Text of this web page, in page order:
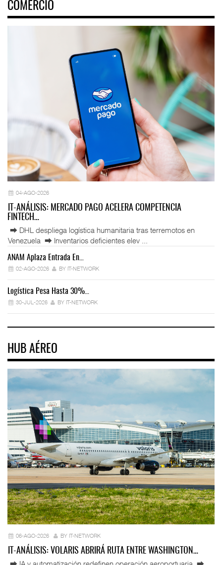
COMERCIO
04-AGO-2026
IT-ANÁLISIS: MERCADO PAGO ACELERA COMPETENCIA
FINTECH…
⮕ DHL despliega logística humanitaria tras terremotos en
Venezuela ⮕ Inventarios deficientes elev ...
ANAM Aplaza Entrada En…
02-AGO-2026 BY IT-NETWORK
Logística Pesa Hasta 30%…
30-JUL-2026 BY IT-NETWORK
HUB AÉREO
06-AGO-2026 BY IT-NETWORK
IT-ANÁLISIS: VOLARIS ABRIRÁ RUTA ENTRE WASHINGTON…